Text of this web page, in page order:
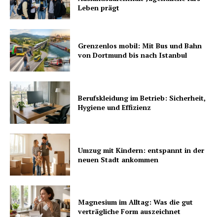
Leben prägt
Grenzenlos mobil: Mit Bus und Bahn
von Dortmund bis nach Istanbul
Berufskleidung im Betrieb: Sicherheit,
Hygiene und Effizienz
Umzug mit Kindern: entspannt in der
neuen Stadt ankommen
Magnesium im Alltag: Was die gut
verträgliche Form auszeichnet